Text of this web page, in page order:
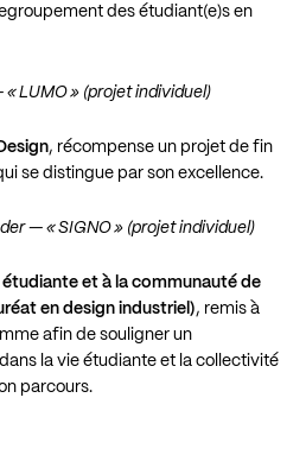
des étudiant(e)s en
LUMO » (projet individuel)
, récompense un projet de fin
se distingue par son excellence.
— « SIGNO » (projet individuel)
étudiante et à la communauté de
en design industriel), remis à
afin de souligner un
la vie étudiante et la collectivité
parcours.